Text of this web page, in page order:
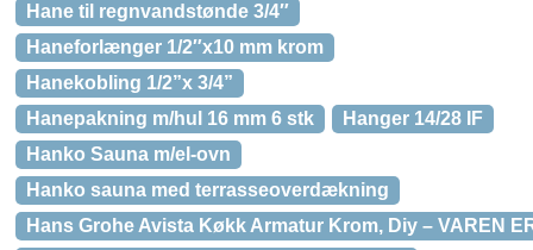
Hane til regnvandstønde 3/4″
Haneforlænger 1/2″x10 mm krom
Hanekobling 1/2”x 3/4”
Hanepakning m/hul 16 mm 6 stk
Hanger 14/28 IF
Hanko Sauna m/el-ovn
Hanko sauna med terrasseoverdækning
Hans Grohe Avista Køkk Armatur Krom, Diy – VAREN